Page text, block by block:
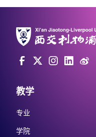
教学
专业
学院